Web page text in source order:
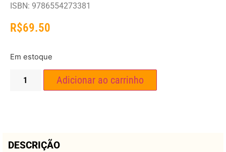
ISBN: 9786554273381
R$69.50
Em estoque
Adicionar ao carrinho
DESCRIÇÃO